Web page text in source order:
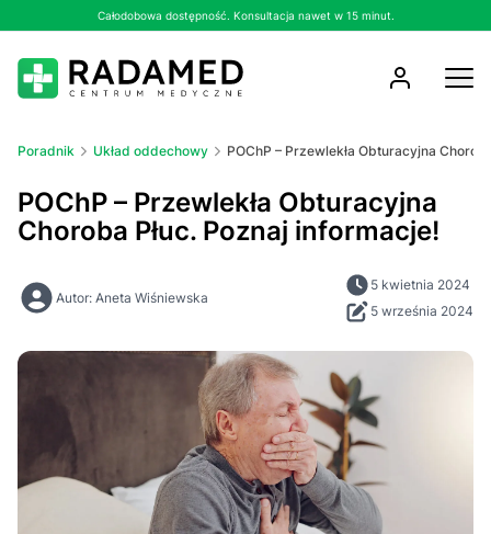
Całodobowa dostępność. Konsultacja nawet w 15 minut.
Poradnik Układ oddechowy POChP – Przewlekła Obturacyjna
POChP – Przewlekła Obturacyjna
Choroba Płuc. Poznaj informacje!
Autor: Aneta Wiśniewska
5 kwietnia 2024
5 września 2024